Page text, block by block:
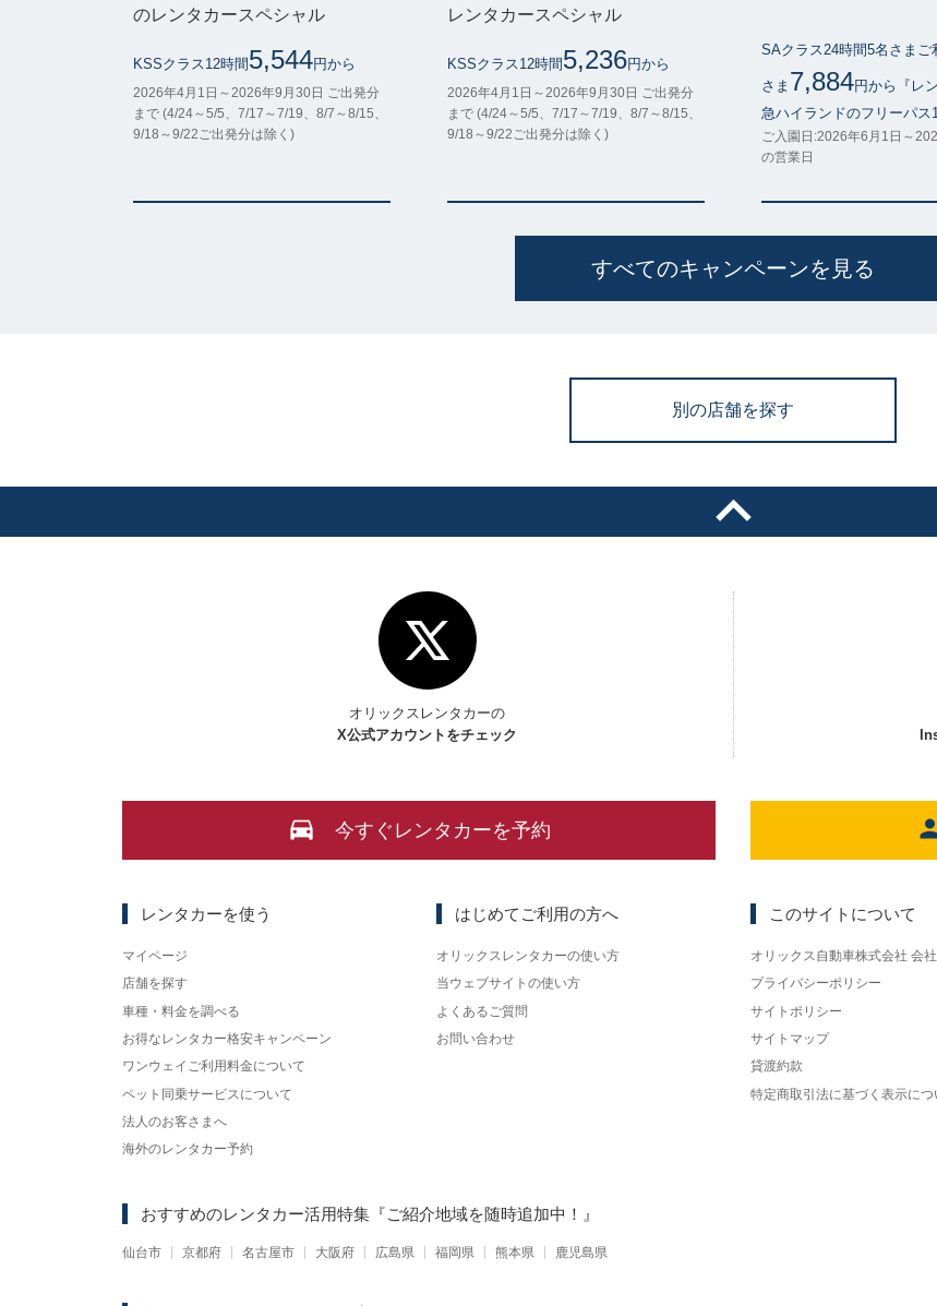
のレンタカースペシャル
KSSクラス12時間 5,544円から
2026年4月1日～2026年9月30日 ご出発分
まで (4/24～5/5、7/17～7/19、8/7～8/15、
9/18～9/22ご出発分は除く)
レンタカースペシャル
KSSクラス12時間 5,236円から
2026年4月1日～2026年9月30日 ご出発分
まで (4/24～5/5、7/17～7/19、8/7～8/15、
9/18～9/22ご出発分は除く)
SAクラス24時間5名さまご
さま 7,884円から『レ
急ハイランドのフリーパス1
ご入園日:2026年6月1日～
の営業日
すべてのキャンペーンを見る
別の店舗を探す
オリックスレンタカーの
X公式アカウントをチェック
今すぐレンタカーを予約
レンタカーを使う
マイページ
店舗を探す
車種・料金を調べる
お得なレンタカー格安キャンペーン
ワンウェイご利用料金について
ペット同乗サービスについて
法人のお客さまへ
海外のレンタカー予約
はじめてご利用の方へ
オリックスレンタカーの使い方
当ウェブサイトの使い方
よくあるご質問
お問い合わせ
このサイトについて
オリックス自動車株式会社 会
プライバシーポリシー
サイトポリシー
サイトマップ
貸渡約款
特定商取引法に基づく表示につ
おすすめのレンタカー活用特集 『ご紹介地域を随時追加中！』
仙台市 京都府 名古屋市 大阪府 広島県 福岡県 熊本県 鹿児島県